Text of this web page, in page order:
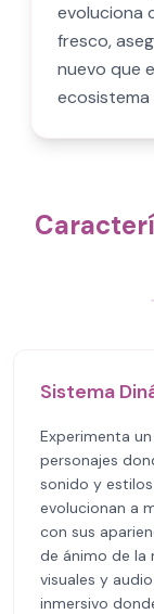
evoluciona
fresco,
nuevo que
ecosistema
Sistema
Experimenta
personajes
sonido y
evolucionan a
con sus
de ánimo de la
visuales y
inmersivo